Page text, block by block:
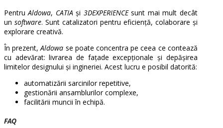
PentruAldowa, CATIAși 3DEXPERIENCEsunt mai mult decât
un software. Sunt catalizatori pentru eficiență, colaborare și
explorare creativă.
În prezent,Aldowa se poate concentra pe ceea ce contează
cu adevărat: livrarea de fațade excepționale și depășirea
limitelor designului și ingineriei. Acest lucru e posibil datorită:
automatizării sarcinilor repetitive,
gestionării ansamblurilor complexe,
facilitării muncii în echipă.
FAQ